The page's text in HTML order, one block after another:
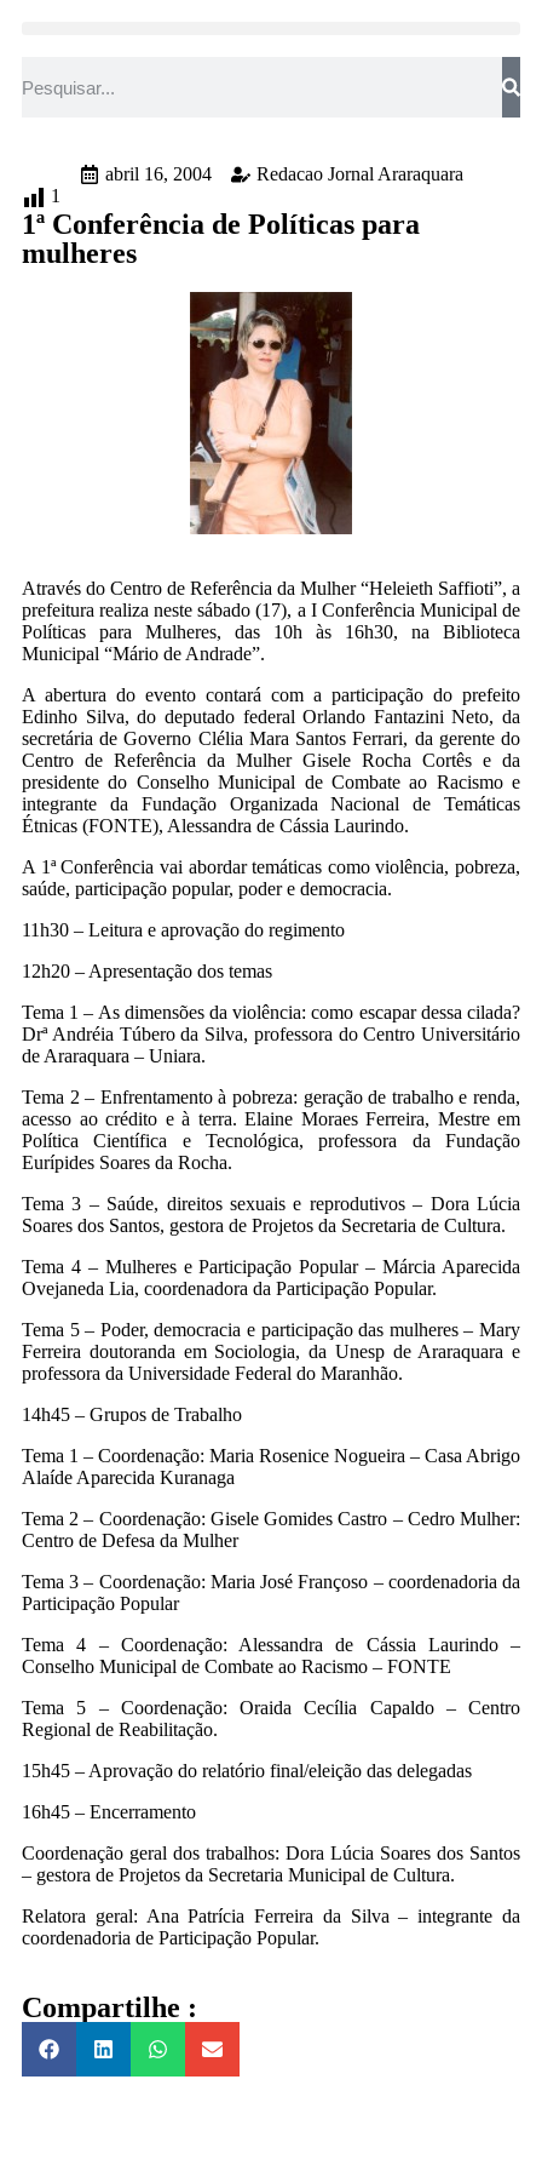
abril 16, 2004
Redacao Jornal Araraquara
1
1ª Conferência de Políticas para
mulheres
Através do Centro de Referência da Mulher “Heleieth Saffioti”, a
prefeitura realiza neste sábado (17), a I Conferência Municipal de
Políticas para Mulheres, das 10h às 16h30, na Biblioteca
Municipal “Mário de Andrade”.
A abertura do evento contará com a participação do prefeito
Edinho Silva, do deputado federal Orlando Fantazini Neto, da
secretária de Governo Clélia Mara Santos Ferrari, da gerente do
Centro de Referência da Mulher Gisele Rocha Cortês e da
presidente do Conselho Municipal de Combate ao Racismo e
integrante da Fundação Organizada Nacional de Temáticas
Étnicas (FONTE), Alessandra de Cássia Laurindo.
A 1ª Conferência vai abordar temáticas como violência, pobreza,
saúde, participação popular, poder e democracia.
11h30 – Leitura e aprovação do regimento
12h20 – Apresentação dos temas
Tema 1 – As dimensões da violência: como escapar dessa cilada?
Drª Andréia Túbero da Silva, professora do Centro Universitário
de Araraquara – Uniara.
Tema 2 – Enfrentamento à pobreza: geração de trabalho e renda,
acesso ao crédito e à terra. Elaine Moraes Ferreira, Mestre em
Política Científica e Tecnológica, professora da Fundação
Eurípides Soares da Rocha.
Tema 3 – Saúde, direitos sexuais e reprodutivos – Dora Lúcia
Soares dos Santos, gestora de Projetos da Secretaria de Cultura.
Tema 4 – Mulheres e Participação Popular – Márcia Aparecida
Ovejaneda Lia, coordenadora da Participação Popular.
Tema 5 – Poder, democracia e participação das mulheres – Mary
Ferreira doutoranda em Sociologia, da Unesp de Araraquara e
professora da Universidade Federal do Maranhão.
14h45 – Grupos de Trabalho
Tema 1 – Coordenação: Maria Rosenice Nogueira – Casa Abrigo
Alaíde Aparecida Kuranaga
Tema 2 – Coordenação: Gisele Gomides Castro – Cedro Mulher:
Centro de Defesa da Mulher
Tema 3 – Coordenação: Maria José Françoso – coordenadoria da
Participação Popular
Tema 4 – Coordenação: Alessandra de Cássia Laurindo –
Conselho Municipal de Combate ao Racismo – FONTE
Tema 5 – Coordenação: Oraida Cecília Capaldo – Centro
Regional de Reabilitação.
15h45 – Aprovação do relatório final/eleição das delegadas
16h45 – Encerramento
Coordenação geral dos trabalhos: Dora Lúcia Soares dos Santos
– gestora de Projetos da Secretaria Municipal de Cultura.
Relatora geral: Ana Patrícia Ferreira da Silva – integrante da
coordenadoria de Participação Popular.
Compartilhe :